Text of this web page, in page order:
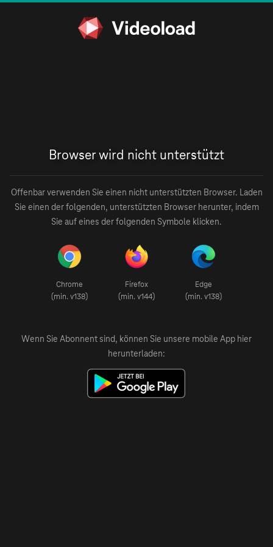
Browser wird nicht unterstützt
Offenbar verwenden Sie einen nicht unterstützten Browser. Laden
Sie einen der folgenden, unterstützten Browser herunter, indem
Sie auf eines der folgenden Symbole klicken.
Chrome
(min. v138)
Firefox
(min. v144)
Edge
(min. v138)
Wenn Sie Abonnent sind, können Sie unsere mobile App hier
herunterladen: